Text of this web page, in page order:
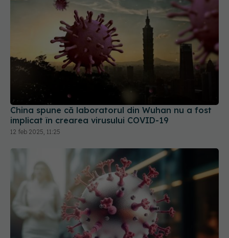
China spune că laboratorul din Wuhan nu a fost
implicat în crearea virusului COVID-19
12 feb 2025, 11:25